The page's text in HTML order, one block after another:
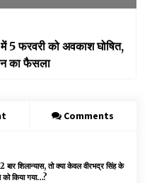
5 फरवरी को अवकाश घोषित,
का फैसला
Comments
शिलान्यास, तो क्या केवल वीरभद्र सिंह के
को किया गया…?